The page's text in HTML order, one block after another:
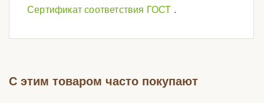
Сертификат соответствия ГОСТ .
С этим товаром часто покупают